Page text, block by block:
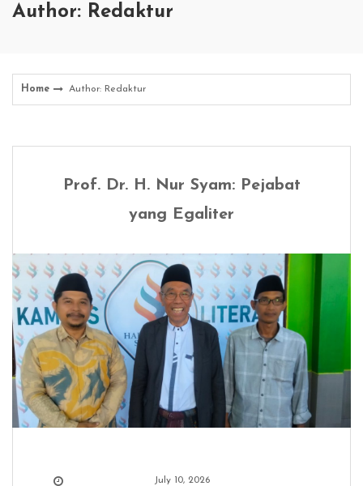
Author: Redaktur
Home Author: Redaktur
Prof. Dr. H. Nur Syam: Pejabat
yang Egaliter
July 10, 2026